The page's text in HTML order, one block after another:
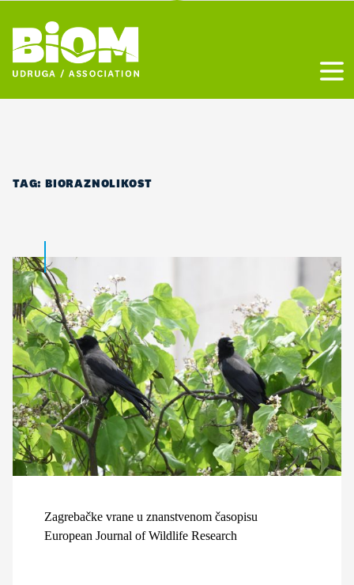
TAG: BIORAZNOLIKOST
Zagrebačke vrane u znanstvenom časopisu
European Journal of Wildlife Research